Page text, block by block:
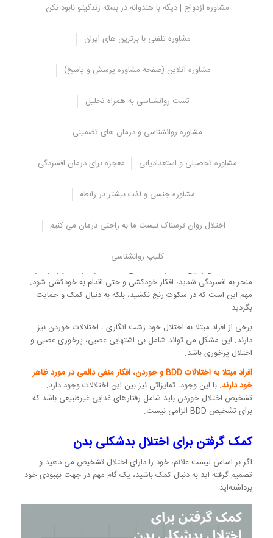
مشاوره ازدواج | دیگه با هندوانه در بسته زندگیتو نابود نکن
مشاوره تلفنی با برترین های ایران
مشاوره آنلاین (صفحه مشاوره پرسش و پاسخ)
تست روانشناسی به همراه تحلیل
مشاوره روانشناسی و درمان های تضمینی
مشاوره تحصیلی و استعدادیابی معجزه برای درمان افسردگی
مشاوره جنسی و لذت بیشتر در رابطه
اختلال روان ترسناک نیست ما به راحتی درمان می کنیم
کلیپ روانشناسی
هر دو معمولاً در
دوران نوجوانی ظاهر می شوند و به صورت رفتارهای تکراری مانند کندن
پوست و نگاه مداوم در آینه ظاهر می شوند.
اما اختلال خود زشت انگاری بر روی رفتارهای مرتبط با ظاهر متمرکز است،
در حالی که افراد مبتلا به OCD می توانند انواع مختلفی از افکار و
علاوه بر این، افراد مبتلا به اختلال خود زشت انگاری نسبت به افراد مبتلا
ممکن است به طور همزمان BDD و OCD داشته باشید، بنابراین تشخیص
اضطراب یا افسردگی. رفتارهای تکراری به عنوان مکانیسم های مقابله ای
تمرکز مداوم بر روی نواقص می تواند عملکرد روزانه را با ایجاد احساس
اعتماد به نفس پایین، اضطراب اجتماعی، خجالت و شرم دشوار کرده و
منجر به افسردگی شدید، افکار خودکشی و حتی اقدام به خودکشی شود.
مهم این است که در سکوت رنج نکشید، بلکه به دنبال کمک و حمایت
بگردید.
برخی از افراد مبتلا به اختلال خود زشت انگاری ، اختلالات خوردن نیز
دارند. این مشکل می تواند شامل بی اشتهایی عصبی، پرخوری عصبی و
اختلال پرخوری باشد.
افراد مبتلا به اختلالات BDD و خوردن، افکار منفی دائمی در مورد ظاهر
خود دارند. با این وجود، تمایزاتی نیز بین این اختلالات وجود دارد.
تشخیص اختلال خوردن باید شامل رفتارهای غذایی غیرطبیعی باشد که
برای تشخیص BDD الزامی نیست.
کمک گرفتن برای اختلال بدشکلی بدن
اگر بر اساس لیست علائم، خود را دارای اختلال تشخیص می دهید و
تصمیم گرفته اید به دنبال کمک باشید، یک گام مهم در جهت بهبودی خود
برداشته‌اید.